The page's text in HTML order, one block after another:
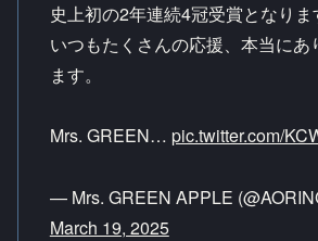
史上初の2年連続4冠受賞となりま
いつもたくさんの応援、本当にあ
ます。
Mrs. GREEN… pic.twitter.com/
— Mrs. GREEN APPLE
March 19, 2025